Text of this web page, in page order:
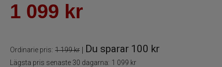
Vertikalspön
1 099 kr
Ordinarie pris: 1 199 kr | Du sparar 100 kr
Lägsta pris senaste 30 dagarna: 1 099 kr